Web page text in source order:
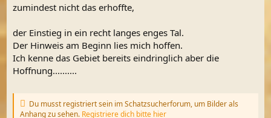
zumindest nicht das erhoffte,
der Einstieg in ein recht langes enges Tal.
Der Hinweis am Beginn lies mich hoffen.
Ich kenne das Gebiet bereits eindringlich aber die
Hoffnung..........
Du musst registriert sein im Schatzsucherforum, um Bilder als
Anhang zu sehen. Registriere dich bitte hier